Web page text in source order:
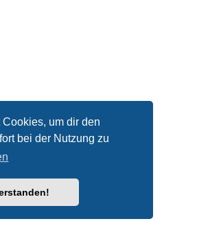
um dir den
bei der Nutzung zu